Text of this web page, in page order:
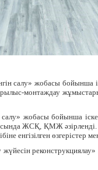
салу» жобасы бойынша
монтаждау
жобасы бойынша
ЖСҚ, ҚМЖ
енгізілген өзгерістер